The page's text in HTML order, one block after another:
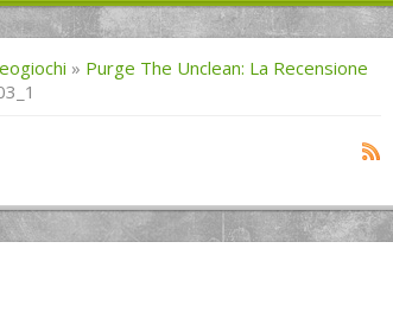
» Purge The Unclean: La Recensione